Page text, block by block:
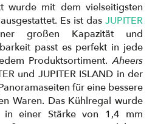
wurde mit dem vielseitigsten
Es ist das JUPITER
großen Kapazität und
passt es perfekt in jede
Produktsortiment.Aheers
und JUPITER ISLAND in der
für eine bessere
Waren. Das Kühlregal wurde
in einer Stärke von 1,4 mm